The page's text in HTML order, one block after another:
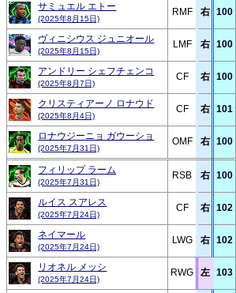
サミュエル エトー
(2025年8月15日)
RMF 右 100
ヴィニシウス ジュニオール
(2025年8月15日)
LMF 右 100
アンドリー シェフチェンコ
(2025年8月7日)
CF 右 100
クリスティアーノ ロナウド
(2025年8月4日)
CF 右 101
ロナウジーニョ ガウーショ
(2025年7月31日)
OMF 右 100
フィリップ ラーム
(2025年7月31日)
RSB 右 100
ルイス スアレス
(2025年7月24日)
CF 右 102
ネイマール
(2025年7月24日)
LWG 右 102
リオネル メッシ
(2025年7月24日)
RWG 左 103